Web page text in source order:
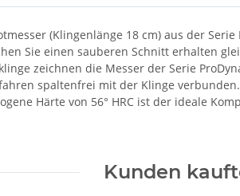
(Klingenlänge 18 cm) aus der
Sie einen sauberen Schnitt erhalten
zeichnen die Messer der Serie
spaltenfrei mit der Klinge
Härte von 56° HRC ist der ideale
Kunden